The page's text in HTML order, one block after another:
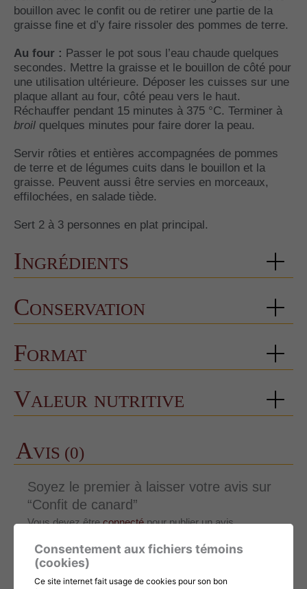
bouillon avec le confit ou de retirer une partie de la
graisse fine et d’y faire rissoler des pommes de terre.
Au four : Passer le pot sous l’eau chaude quelques
secondes. Mettre la graisse et le bouillon de côté pour
une utilisation ultérieure. Déposer les cuisses sur une
plaque allant au four, côté peau vers le haut.
Réchauffer pendant 15 minutes à 375 °C. Terminer à
broil quelques minutes pour faire dorer la peau.
Servir rôties et entières accompagnées de pommes
de terre et de légumes cuits dans le bouillon et la
graisse. Peuvent aussi être servies en morceaux,
effilochées, en salade tiède.
Sert 2 à 3 personnes en plat principal.
Ingrédients
Conservation
Format
Valeur nutritive
AVIS (0)
Soyez le premier à laisser votre avis sur
“Confit de canard”
Vous devez êtreconnectépour publier un avis.
Il n’y a pas encore d’avis.
Consentement aux fichiers témoins
(cookies)
Ce site internet fait usage de cookies pour son bon